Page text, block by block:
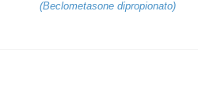
(Beclometasone dipropionato)